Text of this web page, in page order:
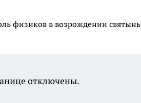
физиков в возрождении святынь
отключены.